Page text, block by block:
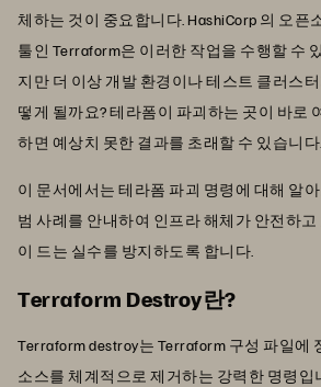
체하는 것이 중요합니다. HashiCorp 의 오픈
툴인 Terraform은 이러한 작업을 수행할 수
지만 더 이상 개발 환경이나 테스트 클러스
떻게 될까요? 테라폼이 파괴하는 곳이 바로
하면 예상치 못한 결과를 초래할 수 있습니다.
이 문서에서는 테라폼 파괴 명령에 대해 알
범 사례를 안내하여 인프라 해체가 안전하
이 드는 실수를 방지하도록 합니다.
Terraform Destroy란?
Terraform destroy는 Terraform 구성 파일에
소스를 체계적으로 제거하는 강력한 명령입